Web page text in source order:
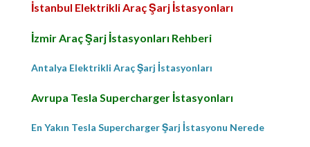
İstanbul Elektrikli Araç Şarj İstasyonları
İzmir Araç Şarj İstasyonları Rehberi
Antalya Elektrikli Araç Şarj İstasyonları
Avrupa Tesla Supercharger İstasyonları
En Yakın Tesla Supercharger Şarj İstasyonu Nerede